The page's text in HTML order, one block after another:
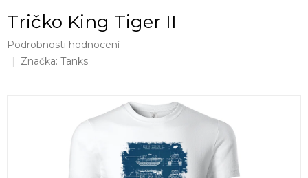
Tričko King Tiger II
Průměrné
hodnocení
Podrobnosti hodnocení
Značka: Tanks